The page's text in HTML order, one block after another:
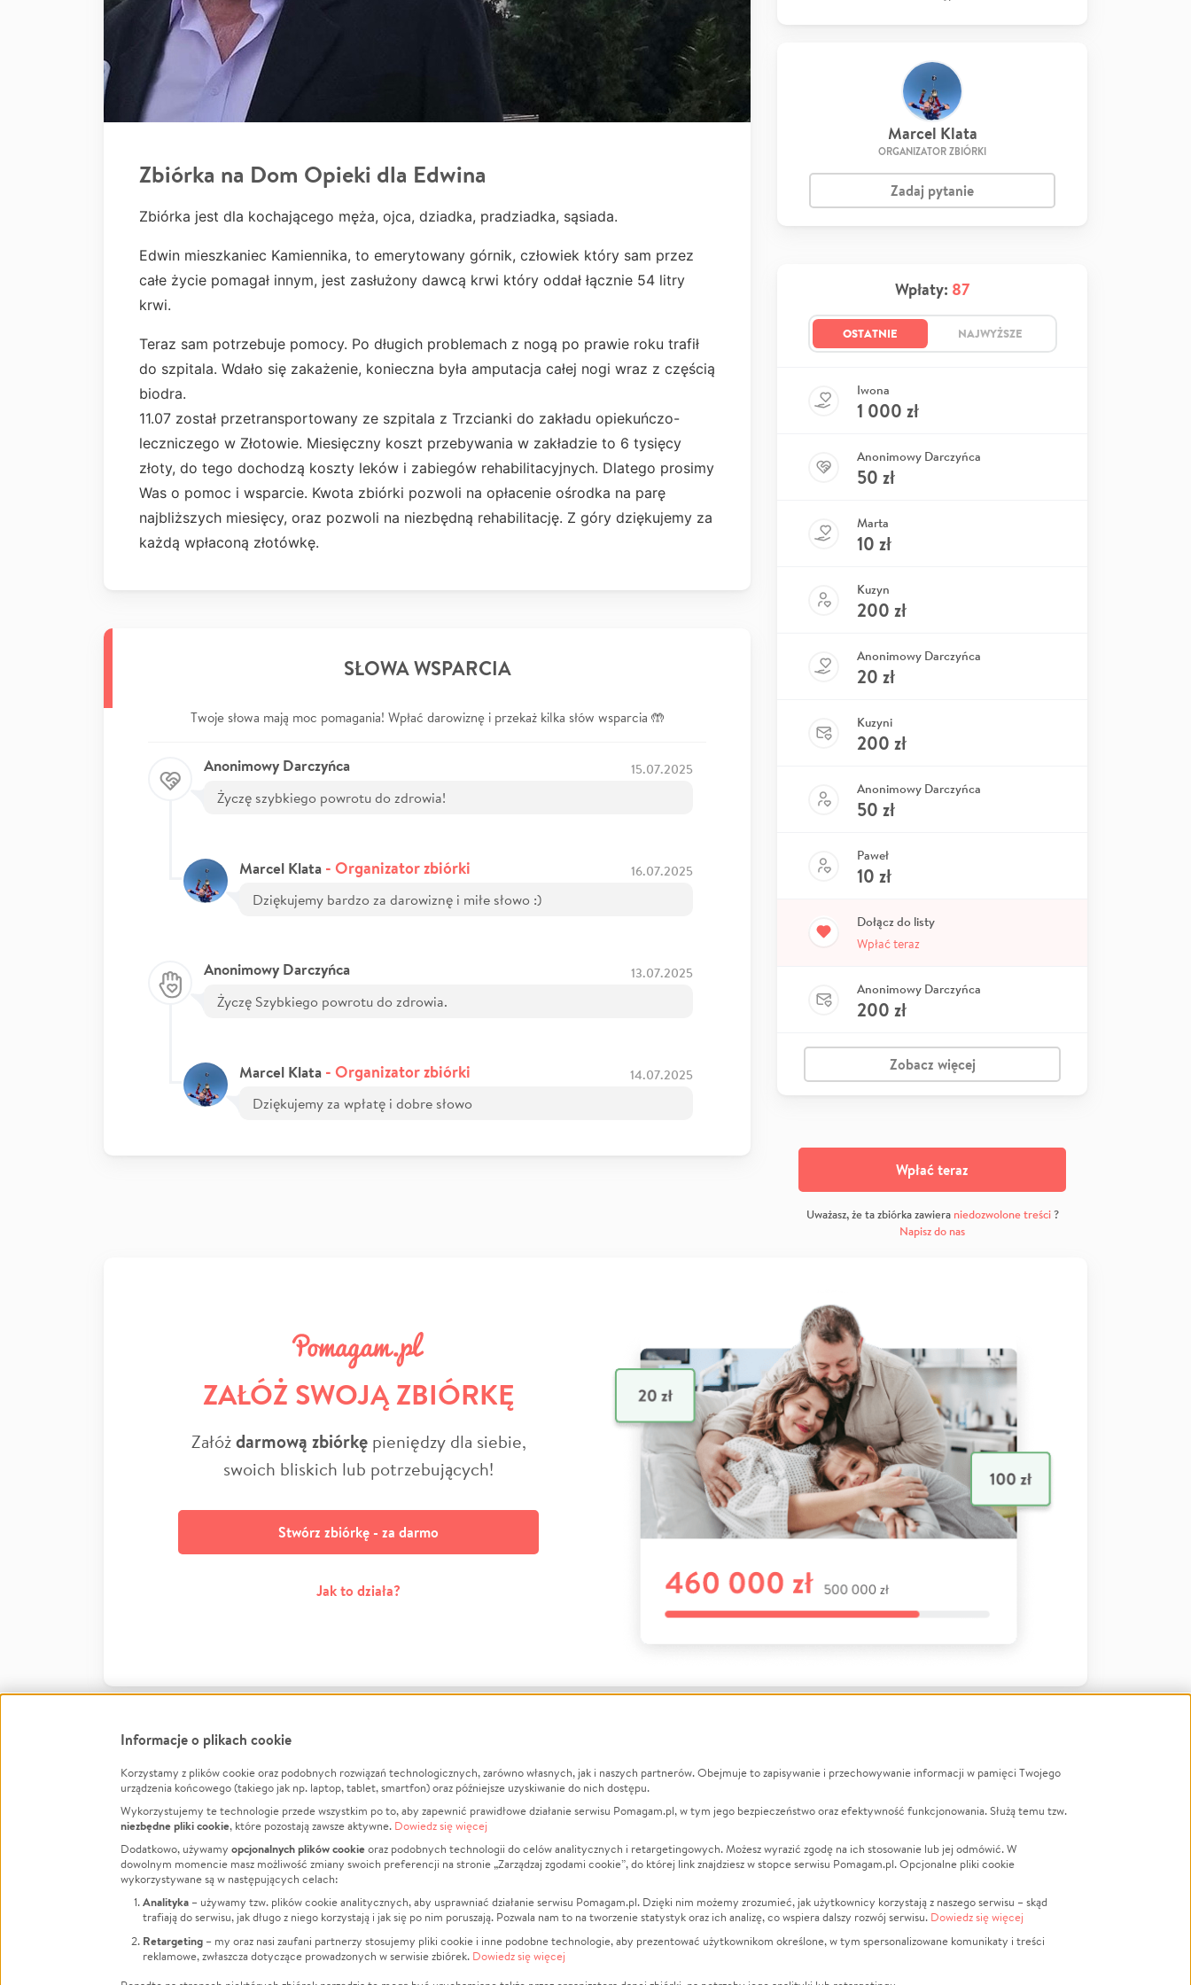
Zbiórka na Dom Opieki dla Edwina
Zbiórka jest dla kochającego męża, ojca, dziadka, pradziadka, sąsiada.
Edwin mieszkaniec Kamiennika, to emerytowany górnik, człowiek który sam przez
całe życie pomagał innym, jest zasłużony dawcą krwi który oddał łącznie 54 litry
krwi.
Teraz sam potrzebuje pomocy. Po długich problemach z nogą po prawie roku trafił
do szpitala. Wdało się zakażenie, konieczna była amputacja całej nogi wraz z częścią
biodra.
11.07 został przetransportowany ze szpitala z Trzcianki do zakładu opiekuńczo-
leczniczego w Złotowie. Miesięczny koszt przebywania w zakładzie to 6 tysięcy
złoty, do tego dochodzą koszty leków i zabiegów rehabilitacyjnych. Dlatego prosimy
Was o pomoc i wsparcie. Kwota zbiórki pozwoli na opłacenie ośrodka na parę
najbliższych miesięcy, oraz pozwoli na niezbędną rehabilitację. Z góry dziękujemy za
każdą wpłaconą złotówkę.
SŁOWA WSPARCIA
Twoje słowa mają moc pomagania! Wpłać darowiznę i przekaż kilka słów wsparcia 🤲
Anonimowy Darczyńca 15.07.2025
Życzę szybkiego powrotu do zdrowia!
Marcel Klata - Organizator zbiórki 16.07.2025
Dziękujemy bardzo za darowiznę i miłe słowo :)
Anonimowy Darczyńca 13.07.2025
Życzę Szybkiego powrotu do zdrowia.
Marcel Klata - Organizator zbiórki 14.07.2025
Dziękujemy za wpłatę i dobre słowo
Marcel Klata
ORGANIZATOR ZBIÓRKI
Zadaj pytanie
Wpłaty: 87
OSTATNIE NAJWYŻSZE
Iwona
1 000 zł
Anonimowy Darczyńca
50 zł
Marta
10 zł
Kuzyn
200 zł
Anonimowy Darczyńca
20 zł
Kuzyni
200 zł
Anonimowy Darczyńca
50 zł
Paweł
10 zł
Dołącz do listy
Wpłać teraz
Anonimowy Darczyńca
200 zł
Zobacz więcej
Wpłać teraz
Uważasz, że ta zbiórka zawiera niedozwolone treści?
Napisz do nas
ZAŁÓŻ SWOJĄ ZBIÓRKĘ
Załóżdarmową zbiórkępieniędzy dla siebie,
swoich bliskich lub potrzebujących!
Stwórz zbiórkę - za darmo
Jak to działa?
FacebookTwitter Instagram
LinkedInTikTok Youtube
Informacje
Jak to działa?
Regulamin
Polityka Prywatności
Kontakt
Porównanie serwisów
Polityka plików cookie
Zarządzaj zgodami cookie
O nas
Opinie
Raporty
Za darmo
Dla NGO
Fundacja Pomagam.pl
Zbieraj na
Leczenie
Zwierzęta
Pożar
Sport
Pomoc Finansowa
Pogrzeb
LGBTQ+
Powódź
Wichura
Religia
Edukacja
Informacje o plikach cookie
Korzystamy z plików cookie oraz podobnych rozwiązań technologicznych, zarówno własnych, jak i naszych partnerów. Obejmuje to zapisywanie i przechowywanie informacji w pamięci Twojego
urządzenia końcowego (takiego jak np. laptop, tablet, smartfon) oraz późniejsze uzyskiwanie do nich dostępu.
Wykorzystujemy te technologie przede wszystkim po to, aby zapewnić prawidłowe działanie serwisu Pomagam.pl, w tym jego bezpieczeństwo oraz efektywność funkcjonowania. Służą temu tzw.
niezbędne pliki cookie, które pozostają zawsze aktywne. Dowiedz się więcej
Dodatkowo, używamy opcjonalnych plików cookieoraz podobnych technologii do celów analitycznych i retargetingowych. Możesz wyrazić zgodę na ich stosowanie lub jej odmówić. W
dowolnym momencie masz możliwość zmiany swoich preferencji na stronie „Zarządzaj zgodami cookie”, do której link znajdziesz w stopce serwisu Pomagam.pl. Opcjonalne pliki cookie
wykorzystywane są w następujących celach:
Analityka – używamy tzw. plików cookie analitycznych, aby usprawniać działanie serwisu Pomagam.pl. Dzięki nim możemy zrozumieć, jak użytkownicy korzystają z naszego serwisu – skąd
trafiają do serwisu, jak długo z niego korzystają i jak się po nim poruszają. Pozwala nam to na tworzenie statystyk oraz ich analizę, co wspiera dalszy rozwój serwisu. Dowiedz się więcej
Retargeting – my oraz nasi zaufani partnerzy stosujemy pliki cookie i inne podobne technologie, aby prezentować użytkownikom określone, w tym spersonalizowane komunikaty i treści
reklamowe, zwłaszcza dotyczące prowadzonych w serwisie zbiórek. Dowiedz się więcej